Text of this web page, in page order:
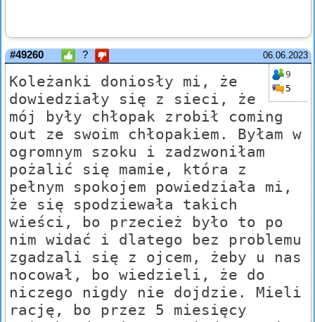
06.06.2023
#49260 ?
9
5
Koleżanki doniosły mi, że
dowiedziały się z sieci, że
mój były chłopak zrobił coming
out ze swoim chłopakiem. Byłam w
ogromnym szoku i zadzwoniłam
pożalić się mamie, która z
pełnym spokojem powiedziała mi,
że się spodziewała takich
wieści, bo przecież było to po
nim widać i dlatego bez problemu
zgadzali się z ojcem, żeby u nas
nocował, bo wiedzieli, że do
niczego nigdy nie dojdzie. Mieli
rację, bo przez 5 miesięcy